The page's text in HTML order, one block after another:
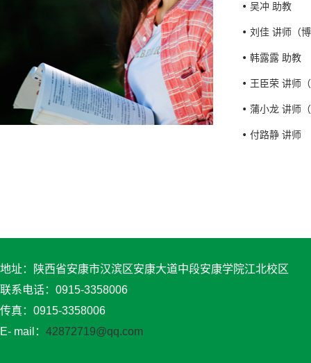
吴冲 助教
刘佳 讲师（
韩露露 助教
王臣荣 讲师
蒲小龙 讲师
付路静 讲师
地址：陕西省安康市汉滨区安康大道中段安康学院江北校区
联系电话：0915-3358006
传真：0915-3358006
E- mail： 42872719@qq.com